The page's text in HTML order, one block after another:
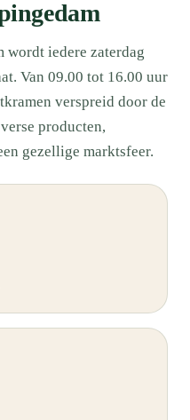
wordt iedere zaterdag
Van 09.00 tot 16.00 uur
verspreid door de
producten,
gezellige marktsfeer.